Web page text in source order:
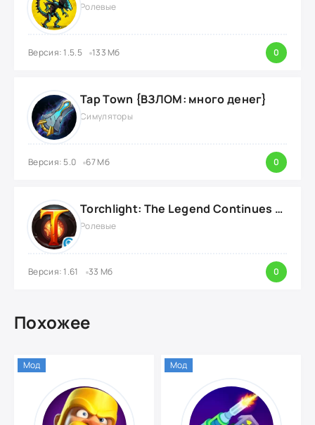
Ролевые
Версия: 1.5.5 133 Мб 0
Tap Town {ВЗЛОМ: много денег}
Симуляторы
Версия: 5.0 67 Мб 0
Torchlight: The Legend Continues {ВЗЛОМ: Режим Бога}
Ролевые
Версия: 1.61 33 Мб 0
Похожее
Мод Мод